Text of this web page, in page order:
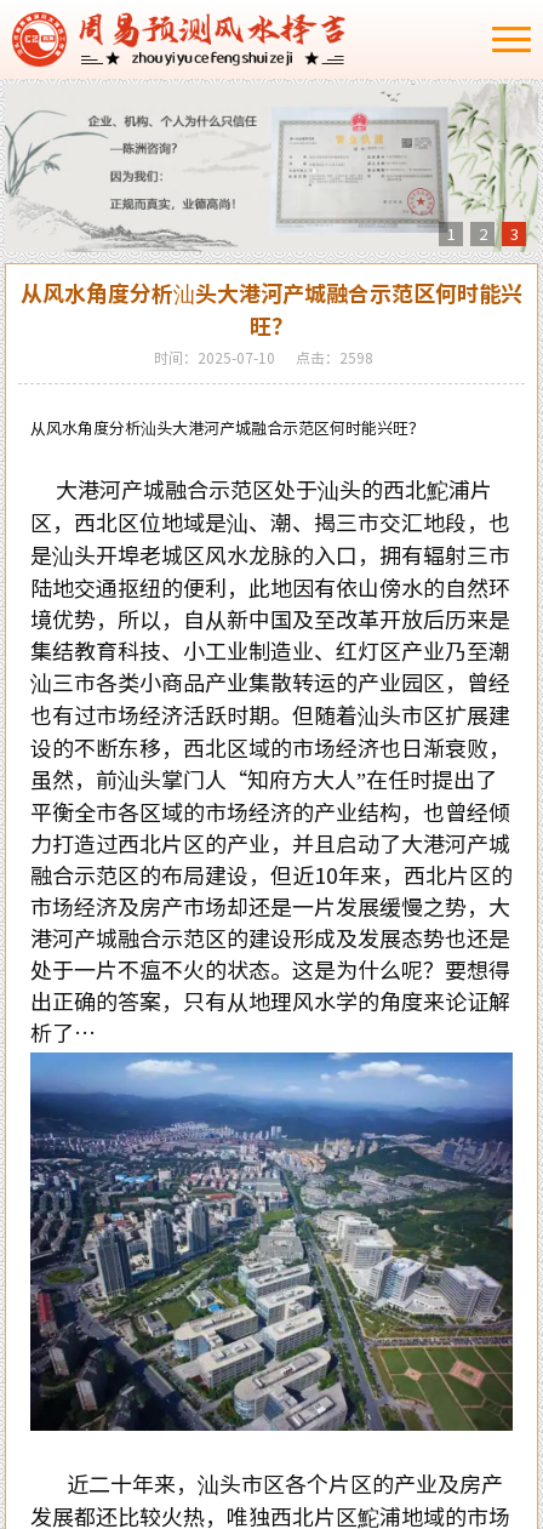
1 2 3
从风水角度分析汕头大港河产城融合示范区何时能兴
旺？
时间：2025-07-10 点击：2598
从风水角度分析汕头大港河产城融合示范区何时能兴旺？
大港河产城融合示范区处于汕头的西北鮀浦片
区，西北区位地域是汕、潮、揭三市交汇地段，也
是汕头开埠老城区风水龙脉的入口，拥有辐射三市
陆地交通抠纽的便利，此地因有依山傍水的自然环
境优势，所以，自从新中国及至改革开放后历来是
集结教育科技、小工业制造业、红灯区产业乃至潮
汕三市各类小商品产业集散转运的产业园区，曾经
也有过市场经济活跃时期。但随着汕头市区扩展建
设的不断东移，西北区域的市场经济也日渐衰败，
虽然，前汕头掌门人“知府方大人”在任时提出了
平衡全市各区域的市场经济的产业结构，也曾经倾
力打造过西北片区的产业，并且启动了大港河产城
融合示范区的布局建设，但近10年来，西北片区的
市场经济及房产市场却还是一片发展缓慢之势，大
港河产城融合示范区的建设形成及发展态势也还是
处于一片不瘟不火的状态。这是为什么呢？要想得
出正确的答案，只有从地理风水学的角度来论证解
析了…
近二十年来，汕头市区各个片区的产业及房产
发展都还比较火热，唯独西北片区鮀浦地域的市场